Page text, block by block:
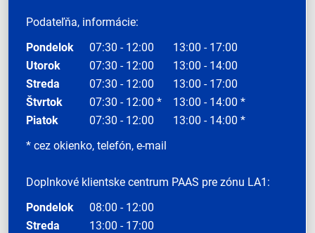
Podateľňa, informácie:
Pondelok
07:30 - 12:00
13:00 - 17:00
Utorok
07:30 - 12:00
13:00 - 14:00
Streda
07:30 - 12:00
13:00 - 17:00
Štvrtok
07:30 - 12:00 *
13:00 - 14:00 *
Piatok
07:30 - 12:00
13:00 - 14:00 *
* cez okienko, telefón, e-mail
Doplnkové klientske centrum PAAS pre zónu LA1:
Pondelok
08:00 - 12:00
Streda
13:00 - 17:00